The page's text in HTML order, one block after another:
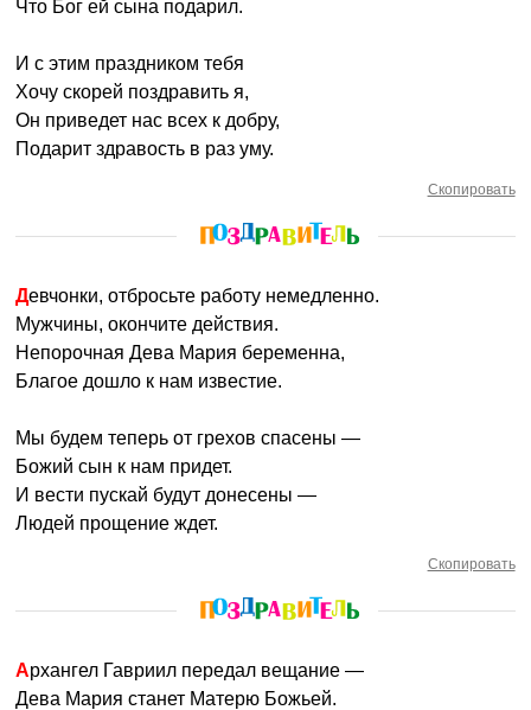
Что Бог ей сына подарил.
И с этим праздником тебя
Хочу скорей поздравить я,
Он приведет нас всех к добру,
Подарит здравость в раз уму.
Скопировать
Девчонки, отбросьте работу немедленно.
Мужчины, окончите действия.
Непорочная Дева Мария беременна,
Благое дошло к нам известие.
Мы будем теперь от грехов спасены —
Божий сын к нам придет.
И вести пускай будут донесены —
Людей прощение ждет.
Скопировать
Архангел Гавриил передал вещание —
Дева Мария станет Матерю Божьей.